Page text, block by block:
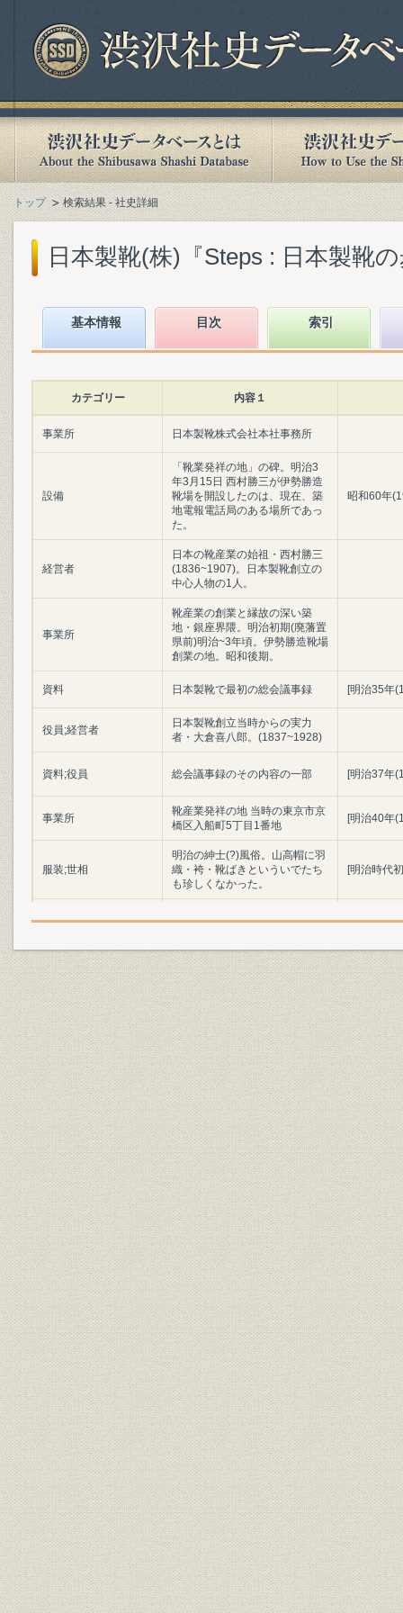
トップ 検索結果 - 社史詳細
日本製靴(株)『Steps : 日本製靴
基本情報 目次 索引
カテゴリー 内容１
事業所 日本製靴株式会社本社事務所
設備
「靴業発祥の地」の碑。明治3
年3月15日 西村勝三が伊勢勝造
靴場を開設したのは、現在、築
地電報電話局のある場所であっ
た。
昭和60年
経営者
日本の靴産業の始祖・西村勝三
(1836~1907)。日本製靴創立の
中心人物の1人。
事業所
靴産業の創業と縁故の深い築
地・銀座界隈。明治初期(廃藩置
県前)明治~3年頃。伊勢勝造靴場
創業の地。昭和後期。
資料 日本製靴で最初の総会議事録 [明治35年
役員;経営者
日本製靴創立当時からの実力
者・大倉喜八郎。(1837~1928)
資料;役員 総会議事録のその内容の一部 [明治37年
事業所
靴産業発祥の地 当時の東京市京
橋区入船町5丁目1番地
[明治40年
服装;世相
明治の紳士(?)風俗。山高帽に羽
織・袴・靴ばきといういでたち
も珍しくなかった。
[明治時代
役員;経営者
製品;商品 明治時代の陸軍軍靴の変遷
明治初年
(1886年)
靴;風俗
「調練歩行の図」よし藤画 慶応
3年幕府軍の歩兵によるフラン
ス式訓練の情景。指揮官や軍楽
隊は靴ばきだが、一般兵はほと
んど草履ばきであった。(浅井収
氏蔵)
慶応3年
設備 欧米の手製靴時代の工具
広告宣伝
明治3年12月8日付「横浜毎日新
聞」に西村勝三が出した求人広
告
明治3年
広告宣伝
日露戦争当時、朝日新聞に掲出
された靴の広告
[明治37年
事業所
明治15年、銀座尾張町2丁目15
番地に開店した「レマルシャン
靴店」。
明治15年
技術;経営者
オランダ出身の靴師の先覚者 エ
フ・ジェ・レマルシャン
商品;広告宣伝
伊勢勝造靴場の靴のカタログ。
西村勝三の出身地である千葉県
佐倉市で最近発見された日本で
最初の靴のカタログ。
販売
桜組銀座店の製靴注文帳。(明治
10年ごろ)
明治10年
明治6年、米欧使節団一行、ワ
シントンで写す。皆、靴を履い
ている。正使の岩倉は、和服の